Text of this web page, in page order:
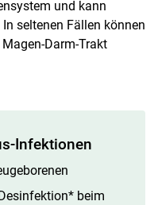
und kann
seltenen Fällen können
Darm-Trakt
Infektionen
beim